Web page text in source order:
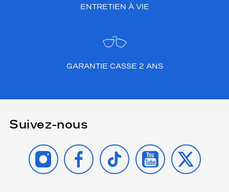
ENTRETIEN À VIE
GARANTIE CASSE 2 ANS
Suivez-nous
INSTAGRAMFACEBOOK
TIKTOK YOUTUBE
X